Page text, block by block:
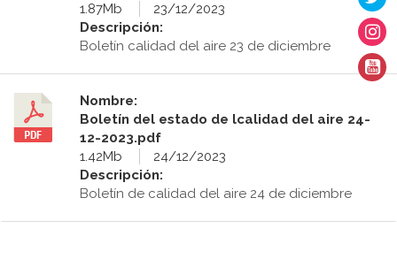
1.87Mb
23/12/2023
Descripción:
Boletín calidad del aire 23 de diciembre
Nombre:
Boletín del estado de lcalidad del aire 24-
12-2023.pdf
1.42Mb
24/12/2023
Descripción:
Boletín de calidad del aire 24 de diciembre